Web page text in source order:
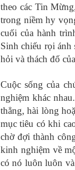
theo các Tin
trong niềm hy
cuối của hành
Sinh chiếu rọi ánh
hỏi và thách đố
Cuộc sống của
nghiệm khác
thẳng, hài lòng
mục tiêu có khi
chờ đợi thành
kinh nghiệm về
có nó luôn luôn